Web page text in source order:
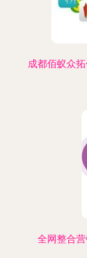
成都佰蚁众
全网整合